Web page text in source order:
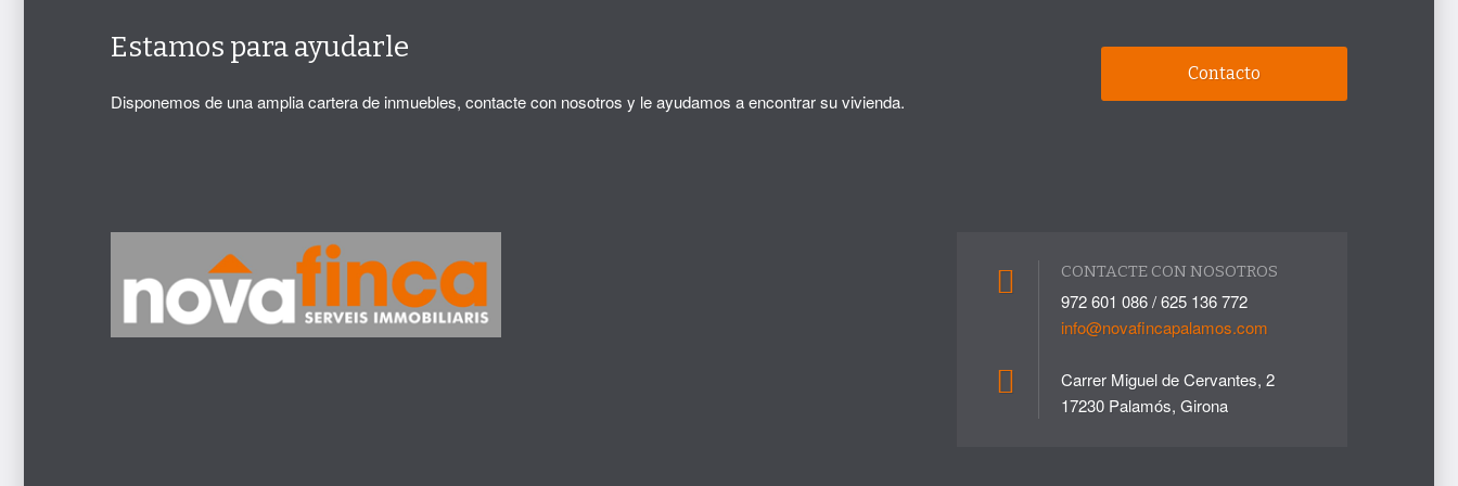
Estamos para ayudarle
Disponemos de una amplia cartera de inmuebles, contacte con nosotros y le ayudamos a encontrar su vivienda.
Contacto
CONTACTE CON NOSOTROS
972 601 086 / 625 136 772
info@novafincapalamos.com
Carrer Miguel de Cervantes, 2
17230 Palamós, Girona